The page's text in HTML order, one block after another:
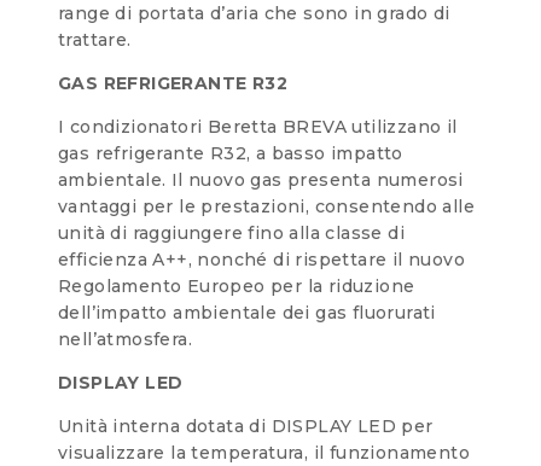
range di portata d’aria che sono in grado di
trattare.
GAS REFRIGERANTE R32
I condizionatori Beretta BREVA utilizzano il
gas refrigerante R32, a basso impatto
ambientale. Il nuovo gas presenta numerosi
vantaggi per le prestazioni, consentendo alle
unità di raggiungere fino alla classe di
efficienza A++, nonché di rispettare il nuovo
Regolamento Europeo per la riduzione
dell’impatto ambientale dei gas fluorurati
nell’atmosfera.
DISPLAY LED
Unità interna dotata di DISPLAY LED per
visualizzare la temperatura, il funzionamento